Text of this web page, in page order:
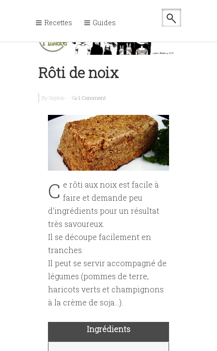
Recettes Guides
Rôti de noix
By Sophie - 1 Comment
C e rôti aux noix est facile à
faire et demande peu
d'ingrédients pour un résultat
très savoureux.
Il se découpe facilement en
tranches.
Il peut se servir accompagné de
légumes (pommes de terre,
haricots verts et champignons
à la crème de soja...).
Ingrédients